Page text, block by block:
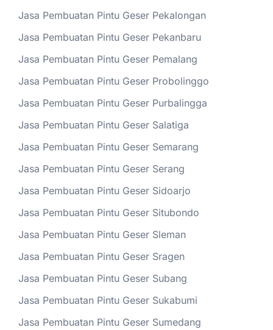
Jasa Pembuatan Pintu Geser Pekalongan
Jasa Pembuatan Pintu Geser Pekanbaru
Jasa Pembuatan Pintu Geser Pemalang
Jasa Pembuatan Pintu Geser Probolinggo
Jasa Pembuatan Pintu Geser Purbalingga
Jasa Pembuatan Pintu Geser Salatiga
Jasa Pembuatan Pintu Geser Semarang
Jasa Pembuatan Pintu Geser Serang
Jasa Pembuatan Pintu Geser Sidoarjo
Jasa Pembuatan Pintu Geser Situbondo
Jasa Pembuatan Pintu Geser Sleman
Jasa Pembuatan Pintu Geser Sragen
Jasa Pembuatan Pintu Geser Subang
Jasa Pembuatan Pintu Geser Sukabumi
Jasa Pembuatan Pintu Geser Sumedang